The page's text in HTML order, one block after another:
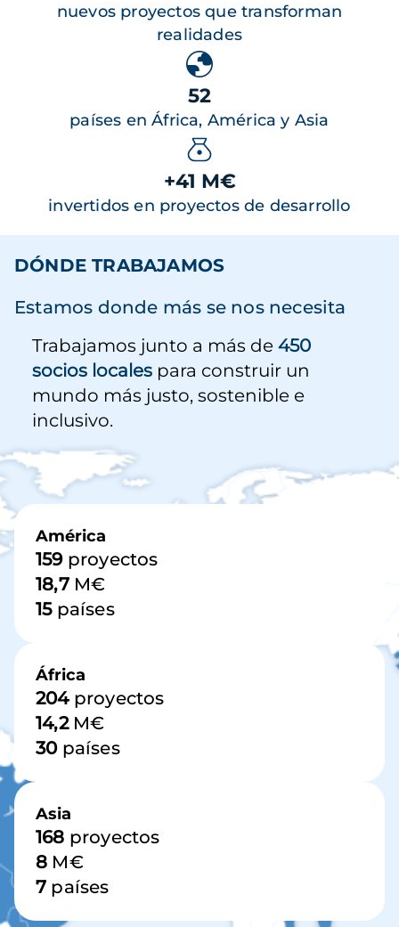
nuevos proyectos que transforman
realidades
52
países en África, América y Asia
+41 M€
invertidos en proyectos de desarrollo
DÓNDE TRABAJAMOS
Estamos donde más se nos necesita
Trabajamos junto a más de 450
socios locales para construir un
mundo más justo, sostenible e
inclusivo.
Imagen
América
159proyectos
18,7M€
15países
África
204proyectos
14,2M€
30países
Asia
168 proyectos
8 M€
7 países